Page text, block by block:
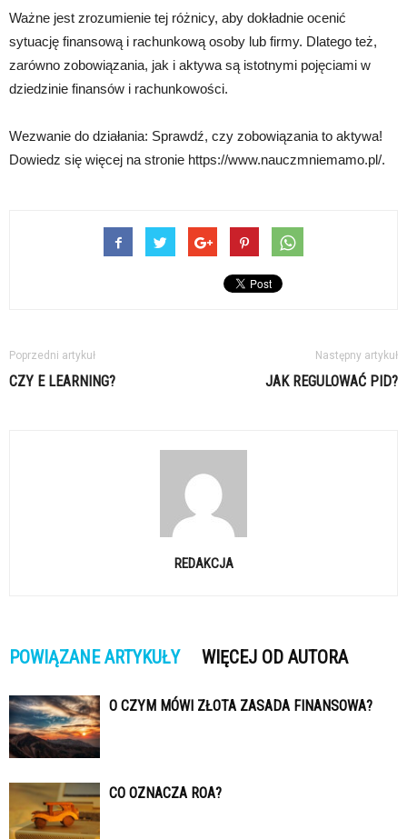
Ważne jest zrozumienie tej różnicy, aby dokładnie ocenić
sytuację finansową i rachunkową osoby lub firmy. Dlatego też,
zarówno zobowiązania, jak i aktywa są istotnymi pojęciami w
dziedzinie finansów i rachunkowości.
Wezwanie do działania: Sprawdź, czy zobowiązania to aktywa!
Dowiedz się więcej na stronie https://www.nauczmniemamo.pl/.
Poprzedni artykuł
CZY E LEARNING?
Następny artykuł
JAK REGULOWAĆ PID?
REDAKCJA
POWIĄZANE ARTYKUŁY WIĘCEJ OD AUTORA
O CZYM MÓWI ZŁOTA ZASADA FINANSOWA?
CO OZNACZA ROA?